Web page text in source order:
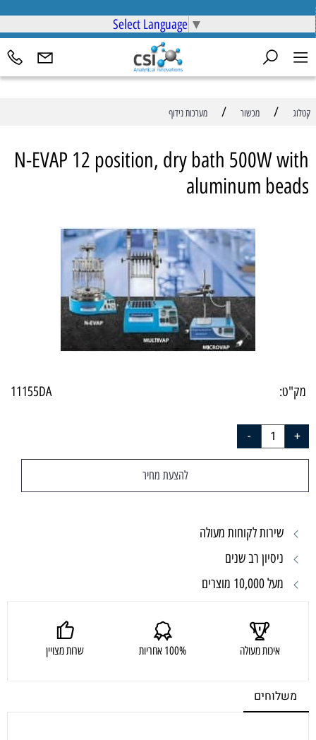
Select Language ▼
קטלוג / מכשור / מערכות נידוף
N-EVAP 12 position, dry bath 500W with
aluminum beads
מק"ט: 11155DA
להצעת מחיר
שירות לקוחות מעולה
ניסיון רב שנים
מעל 10,000 מוצרים
איכות מעולה 100% אחריות שרות מצויין
משלוחים